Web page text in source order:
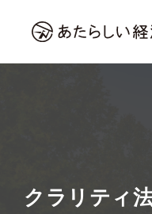
クラリティ